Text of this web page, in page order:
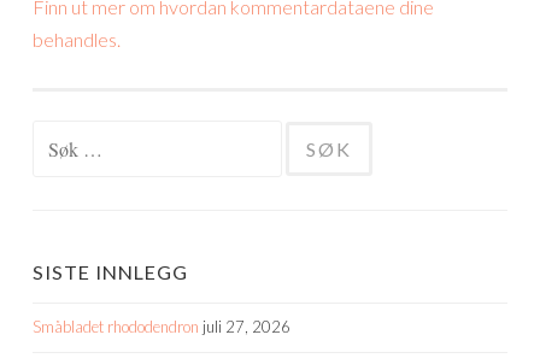
Finn ut mer om hvordan kommentardataene dine
behandles.
SISTE INNLEGG
Småbladet rhododendron juli 27, 2026